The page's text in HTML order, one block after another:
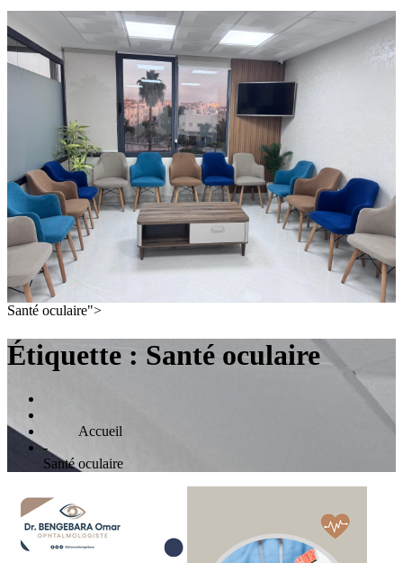
Santé oculaire">
Étiquette : Santé oculaire
-
Santé oculaire